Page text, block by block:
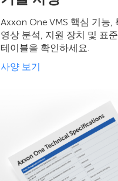
Axxon One VMS 핵심 기능,
영상 분석, 지원 장치 및 표
테이블을 확인하세요.
사양 보기